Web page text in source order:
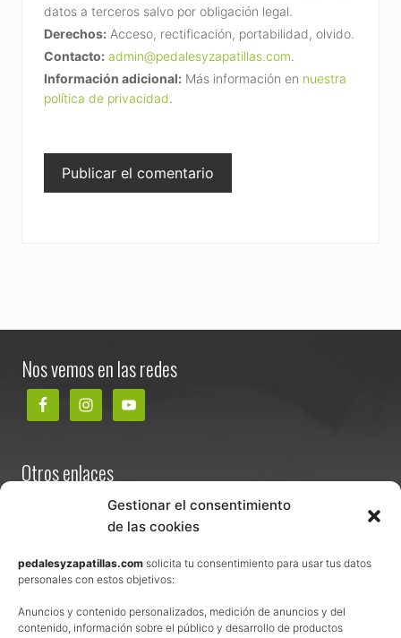
Gestionar el consentimiento
de las cookies
pedalesyzapatillas.com solicita tu consentimiento para usar tus datos
personales con estos objetivos:
Anuncios y contenido personalizados, medición de anuncios y del
contenido, información sobre el público y desarrollo de productos
datos a terceros salvo por obligación legal.
Derechos: Acceso, rectificación, portabilidad, olvido.
Contacto: admin@pedalesyzapatillas.com.
Información adicional: Más información en nuestra
política de privacidad.
Nos vemos en las redes
Otros enlaces
Términos y condiciones de venta
Política de privacidad
Política de cookies